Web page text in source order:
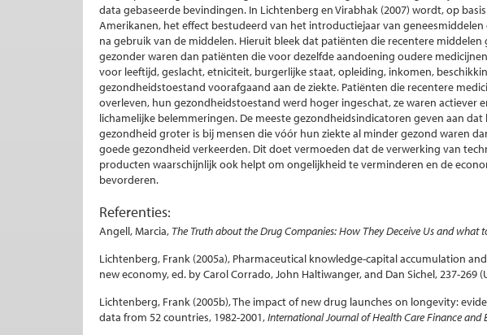
data gebaseerde bevindingen. In Lichtenberg en Virabhak (2007) wordt, op
Amerikanen, het effect bestudeerd van het introductiejaar van
na gebruik van de middelen. Hieruit bleek dat patiënten die recentere
gezonder waren dan patiënten die voor dezelfde aandoening oudere
voor leeftijd, geslacht, etniciteit, burgerlijke staat, opleiding, inkomen,
gezondheidstoestand voorafgaand aan de ziekte. Patiënten die recentere
overleven, hun gezondheidstoestand werd hoger ingeschat, ze waren actiever
lichamelijke belemmeringen. De meeste gezondheidsindicatoren geven aan
gezondheid groter is bij mensen die vóór hun ziekte al minder gezond waren
goede gezondheid verkeerden. Dit doet vermoeden dat de verwerking van
producten waarschijnlijk ook helpt om ongelijkheid te verminderen en de
bevorderen.
Referenties:
Angell, Marcia, The Truth about the Drug Companies: How They Deceive Us and what
Lichtenberg, Frank (2005a), Pharmaceutical knowledge-capital accumulation
new economy, ed. by Carol Corrado, John Haltiwanger, and Dan Sichel, 237-269
Lichtenberg, Frank (2005b), The impact of new drug launches on longevity:
data from 52 countries, 1982-2001,International Journal of Health Care Finance and